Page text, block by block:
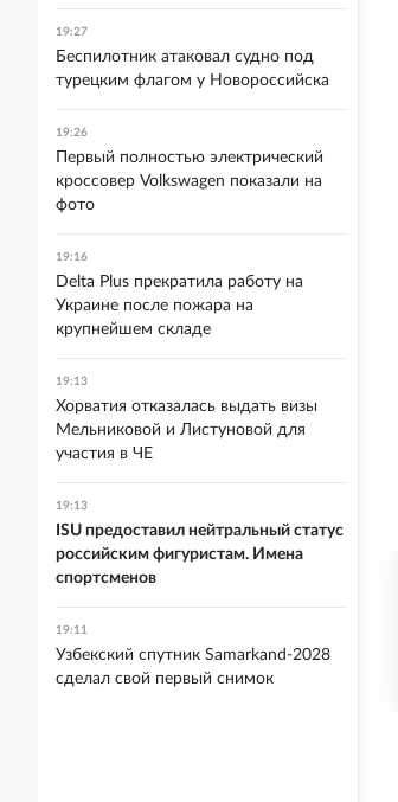
19:27
Беспилотник атаковал судно под
турецким флагом у Новороссийска
19:26
Первый полностью электрический
кроссовер Volkswagen показали на
фото
19:16
Delta Plus прекратила работу на
Украине после пожара на
крупнейшем складе
19:13
Хорватия отказалась выдать визы
Мельниковой и Листуновой для
участия в ЧЕ
19:13
ISU предоставил нейтральный статус
российским фигуристам. Имена
спортсменов
19:11
Узбекский спутник Samarkand-2028
сделал свой первый снимок